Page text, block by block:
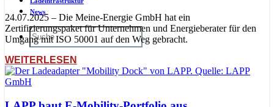
News
24.07.2025 – Die Meine-Energie GmbH hat ein
Zertifizierungspaket für Unternehmen und Energieberater für den
Umgang mit ISO 50001 auf den Weg gebracht.
WEITERLESEN